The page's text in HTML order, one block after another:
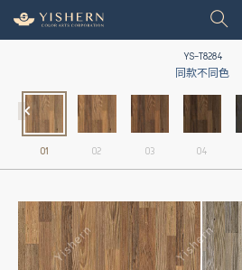
YS-T8284
同款不同色
01 02 03 04